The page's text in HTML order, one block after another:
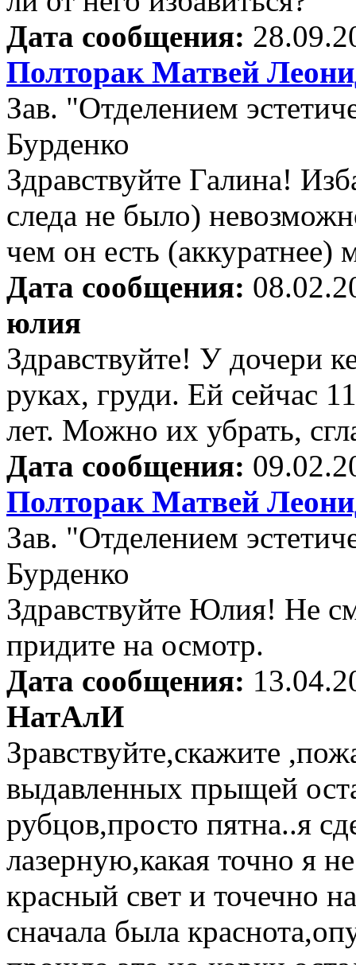
Дата сообщения:
Полторак Матвей
Зав. "Отделением
Бурденко
Здравствуйте Галина!
следа не было)
чем он есть (аккуратнее)
Дата сообщения:
юлия
Здравствуйте! У дочери
руках, груди. Ей сейчас
лет. Можно их убрать,
Дата сообщения:
Полторак Матвей
Зав. "Отделением
Бурденко
Здравствуйте Юлия! Не
придите на осмотр.
Дата сообщения:
НатАлИ
Зравствуйте,скажите
выдавленных прыщей
рубцов,просто пятна..я
лазерную,какая точно я
красный свет и точечно
сначала была